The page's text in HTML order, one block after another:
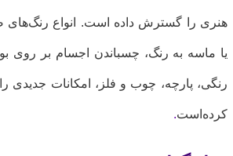
هنری را گسترش داده است. انواع رنگ‌های
یا ماسه به رنگ، چسباندن اجسام بر روی بوم
رنگی، پارچه، چوب و فلز، امکانات جدیدی را
کرده‌است.